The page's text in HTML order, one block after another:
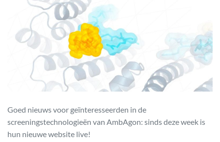
Goed nieuws voor geïnteresseerden in de
screeningstechnologieën van AmbAgon: sinds deze week is
hun nieuwe website live!